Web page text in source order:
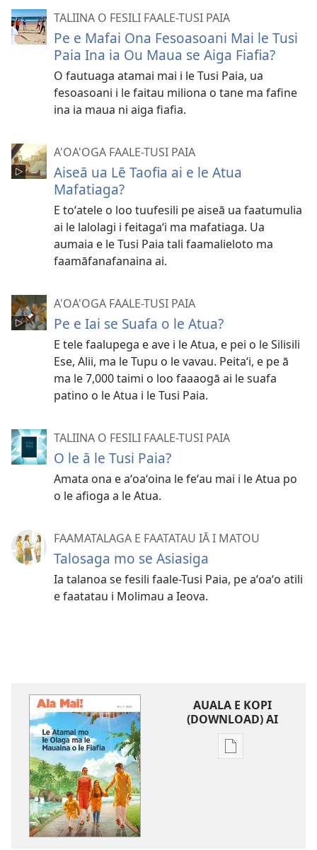
TALIINA O FESILI FAALE-TUSI PAIA
Pe e Mafai Ona Fesoasoani Mai le Tusi
Paia Ina ia Ou Maua se Aiga Fiafia?
O fautuaga atamai mai i le Tusi Paia, ua
fesoasoani i le faitau miliona o tane ma fafine
ina ia maua ni aiga fiafia.
A'OA'OGA FAALE-TUSI PAIA
Aiseā ua Lē Taofia ai e le Atua
Mafatiaga?
E toʻatele o loo tuufesili pe aiseā ua faatumulia
ai le lalolagi i feitagaʻi ma mafatiaga. Ua
aumaia e le Tusi Paia tali faamalieloto ma
faamāfanafanaina ai.
A'OA'OGA FAALE-TUSI PAIA
Pe e Iai se Suafa o le Atua?
E tele faalupega e ave i le Atua, e pei o le Silisili
Ese, Alii, ma le Tupu o le vavau. Peitaʻi, e pe ā
ma le 7,000 taimi o loo faaaogā ai le suafa
patino o le Atua i le Tusi Paia.
TALIINA O FESILI FAALE-TUSI PAIA
O le ā le Tusi Paia?
Amata ona e aʻoaʻoina le feʻau mai i le Atua po
o le afioga a le Atua.
FAAMATALAGA E FAATATAU IĀ I MATOU
Talosaga mo se Asiasiga
Ia talanoa se fesili faale-Tusi Paia, pe aʻoaʻo atili
e faatatau i Molimau a Ieova.
AUALA E KOPI
(DOWNLOAD) AI
Vaega